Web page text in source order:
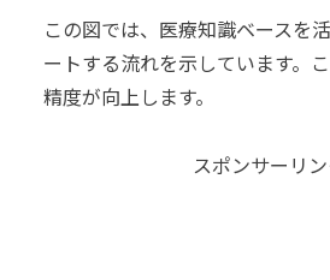
この図では、医療知識ベースを
ートする流れを示しています。
精度が向上します。
スポンサーリ